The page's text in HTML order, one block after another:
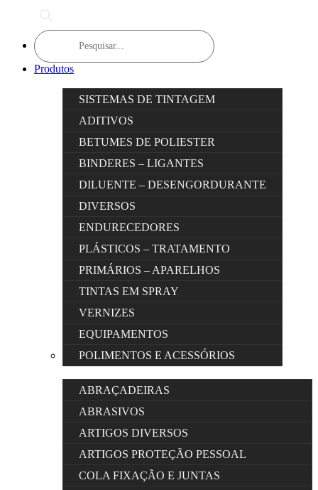
Products
search
Produtos
SISTEMAS DE TINTAGEM
ADITIVOS
BETUMES DE POLIESTER
BINDERES – LIGANTES
DILUENTE – DESENGORDURANTE
DIVERSOS
ENDURECEDORES
PLÁSTICOS – TRATAMENTO
PRIMÁRIOS – APARELHOS
TINTAS EM SPRAY
VERNIZES
EQUIPAMENTOS
POLIMENTOS E ACESSÓRIOS
ABRAÇADEIRAS
ABRASIVOS
ARTIGOS DIVERSOS
ARTIGOS PROTEÇÃO PESSOAL
COLA FIXAÇÃO E JUNTAS